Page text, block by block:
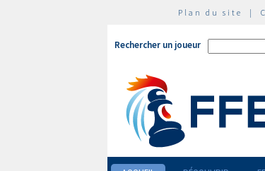
Plan du site |
Rechercher un joueur